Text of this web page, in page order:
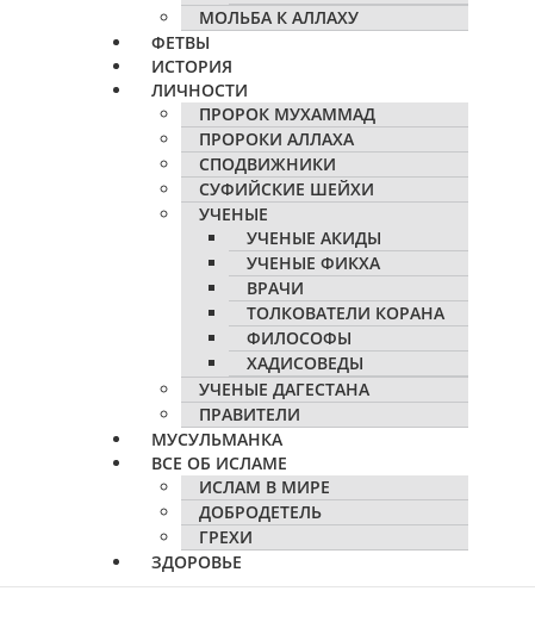
МОЛЬБА К АЛЛАХУ
ФЕТВЫ
ИСТОРИЯ
ЛИЧНОСТИ
ПРОРОК МУХАММАД
ПРОРОКИ АЛЛАХА
СПОДВИЖНИКИ
СУФИЙСКИЕ ШЕЙХИ
УЧЕНЫЕ
УЧЕНЫЕ АКИДЫ
УЧЕНЫЕ ФИКХА
ВРАЧИ
ТОЛКОВАТЕЛИ КОРАНА
ФИЛОСОФЫ
ХАДИСОВЕДЫ
УЧЕНЫЕ ДАГЕСТАНА
ПРАВИТЕЛИ
МУСУЛЬМАНКА
ВСЕ ОБ ИСЛАМЕ
ИСЛАМ В МИРЕ
ДОБРОДЕТЕЛЬ
ГРЕХИ
ЗДОРОВЬЕ